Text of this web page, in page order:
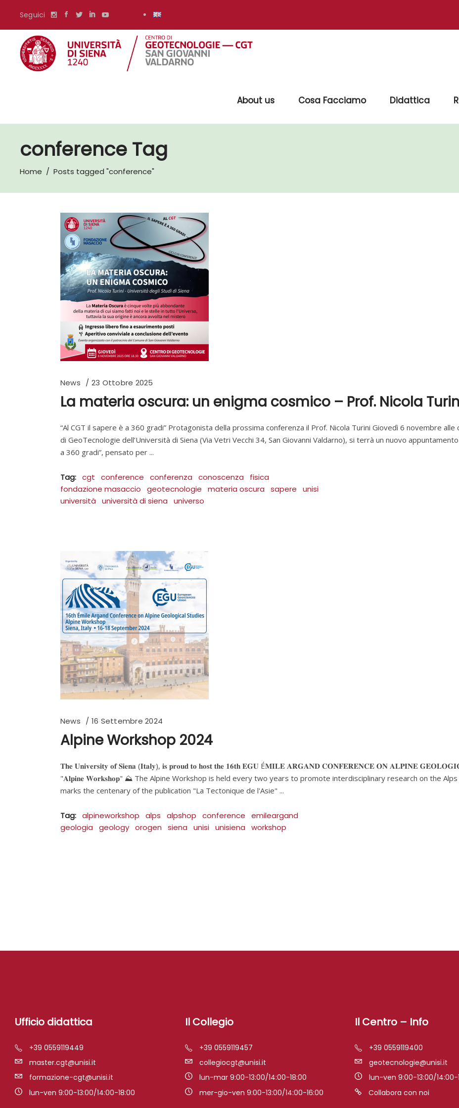
Seguici
About us Cosa Facciamo Didattica
conference Tag
Home / Posts tagged "conference"
News 23 Ottobre 2025
La materia oscura: un enigma cosmico – Prof. Nicola
“Al CGT il sapere è a 360 gradi” Protagonista della prossima conferenza il Prof. Nicola Turini Giovedì 6 novembre
di GeoTecnologie dell’Università di Siena (Via Vetri Vecchi 34, San Giovanni Valdarno), si terrà un nuovo
a 360 gradi”, pensato per
Tag: cgt conference conferenza conoscenza
fisica
fondazione masaccio
geotecnologie materia oscura sapere
unisi
università
università di siena universo
News 16 Settembre 2024
Alpine Workshop 2024
𝐓𝐡𝐞 𝐔𝐧𝐢𝐯𝐞𝐫𝐬𝐢𝐭𝐲 𝐨𝐟 𝐒𝐢𝐞𝐧𝐚 (𝐈𝐭𝐚𝐥𝐲), 𝐢𝐬 𝐩𝐫𝐨𝐮𝐝 𝐭𝐨 𝐡𝐨𝐬𝐭 𝐭𝐡𝐞 𝟏𝟔𝐭𝐡 𝐄𝐆𝐔 É𝐌𝐈𝐋𝐄 𝐀𝐑𝐆𝐀𝐍𝐃 𝐂𝐎𝐍𝐅𝐄𝐑𝐄𝐍𝐂𝐄 𝐎𝐍 𝐀𝐋𝐏𝐈𝐍𝐄
"𝐀𝐥𝐩𝐢𝐧𝐞 𝐖𝐨𝐫𝐤𝐬𝐡𝐨𝐩" ⛰ The Alpine Workshop is held every two years to promote interdisciplinary research on the
marks the centenary of the publication "La Tectonique de l'Asie"
Tag: alpineworkshop alps alpshop conference
emileargand
geologia
geology orogen siena unisi unisiena workshop
Ufficio didattica
+39 0559119449
master.cgt@unisi.it
formazione-cgt@unisi.it
lun-ven 9:00-13:00/14:00-18:00
Il Collegio
+39 0559119457
collegiocgt@unisi.it
lun-mar 9:00-13:00/14:00-18:00
mer-gio-ven 9:00-13:00/14:00-16:00
Il Centro – Info
+39 0559119400
geotecnologie@unisi.it
lun-ven 9:00-13:00/14:00-
Collabora con noi